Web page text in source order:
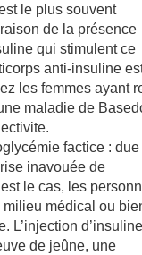
le plus souvent
de la présence
qui stimulent ce
anti-insuline
les femmes ayant
maladie de
factice : due
inavouée de
le cas, les
médical ou
L’injection d’insuline
de jeûne, une